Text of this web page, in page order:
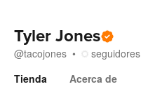
Tyler Jones
@tacojones seguidores
Tienda
Acerca de